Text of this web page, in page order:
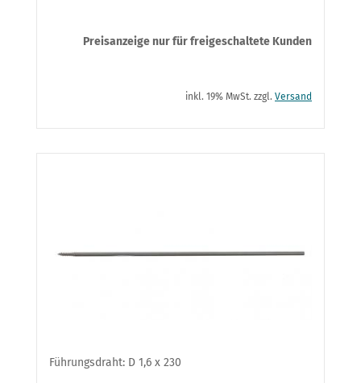
Preisanzeige nur für freigeschaltete Kunden
inkl. 19% MwSt. zzgl. Versand
Führungsdraht: D 1,6 x 230